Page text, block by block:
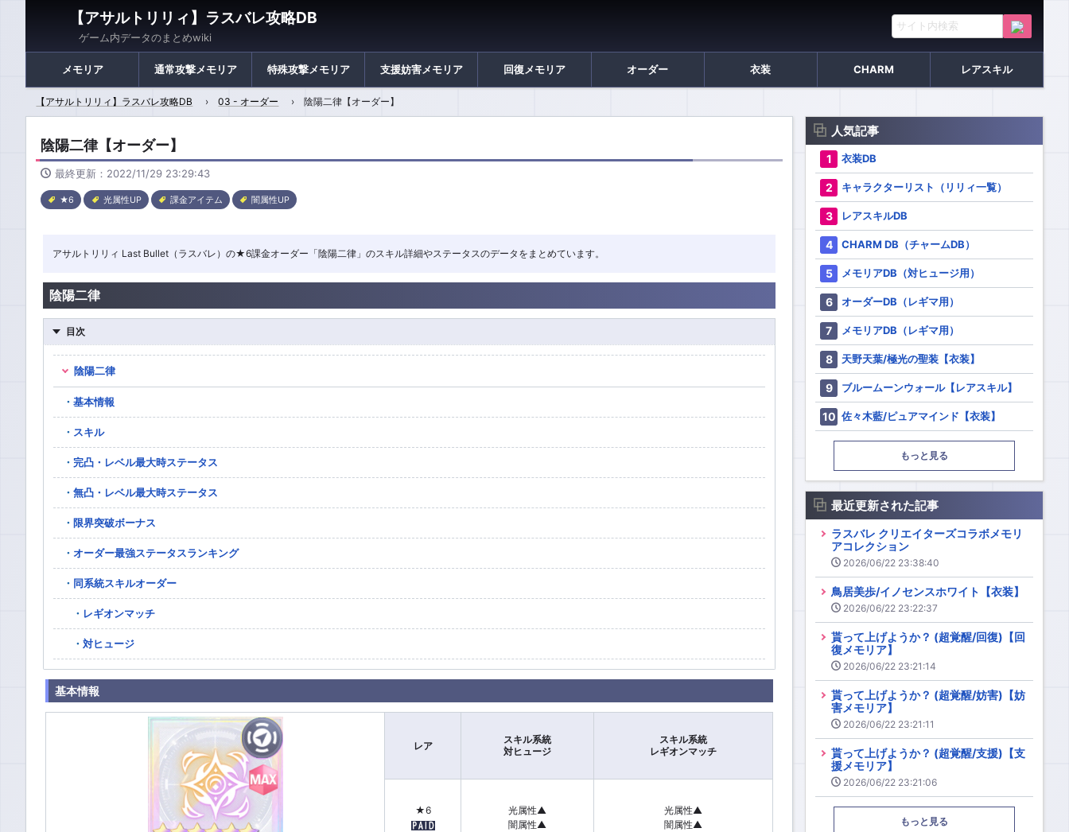
【アサルトリリィ】ラスバレ攻略DB
ゲーム内データのまとめwiki
メモリア 通常攻撃メモリア 特殊攻撃メモリア 支援妨害メモリア 回復メモリア オーダー 衣装 CHARM レアスキル
【アサルトリリィ】ラスバレ攻略DB 03 - オーダー 陰陽二律【オーダー】
陰陽二律【オーダー】
最終更新：2022/11/29 23:29:43
★6 光属性UP 課金アイテム 闇属性UP
アサルトリリィ Last Bullet（ラスバレ）の★6課金オーダー「陰陽二律」のスキル詳細やステータスのデータをまとめています。
陰陽二律
目次
陰陽二律
基本情報
スキル
完凸・レベル最大時ステータス
無凸・レベル最大時ステータス
限界突破ボーナス
オーダー最強ステータスランキング
同系統スキルオーダー
レギオンマッチ
対ヒュージ
基本情報
レア
スキル系統
対ヒュージ
スキル系統
レギオンマッチ
★6
光属性▲
闇属性▲
光属性▲
闇属性▲
人気記事
衣装DB
キャラクターリスト（リリィ一覧）
レアスキルDB
CHARM DB（チャームDB）
メモリアDB（対ヒュージ用）
オーダーDB（レギマ用）
メモリアDB（レギマ用）
天野天葉/極光の聖装【衣装】
ブルームーンウォール【レアスキル】
佐々木藍/ピュアマインド【衣装】
もっと見る
最近更新された記事
ラスバレ クリエイターズコラボメモリ
アコレクション
2026/06/22 23:38:40
鳥居美歩/イノセンスホワイト【衣装】
2026/06/22 23:22:37
貰って上げようか？ (超覚醒/回復)【回
復メモリア】
2026/06/22 23:21:14
貰って上げようか？ (超覚醒/妨害)【妨
害メモリア】
2026/06/22 23:21:11
貰って上げようか？ (超覚醒/支援)【支
援メモリア】
2026/06/22 23:21:06
もっと見る